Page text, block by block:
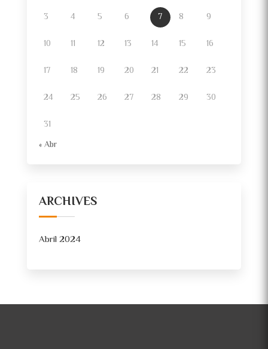
3 4 5 6 7 8 9
10 11 12 13 14 15 16
17 18 19 20 21 22 23
24 25 26 27 28 29 30
31
« Abr
ARCHIVES
Abril 2024